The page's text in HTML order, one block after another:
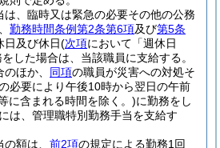
は、臨時又は緊急の必要その他の公務
勤務時間条例第2条第6項及び第5条
日及び休日(次項において「週休日
した場合は、当該職員に支給する。
ほか、 同項の職員が災害への対処そ
必要により午後10時から翌日の午前
に含まれる時間を除く。)に勤務をし
は、管理職特別勤務手当を支給す
額は、 前2項の規定による勤務1回